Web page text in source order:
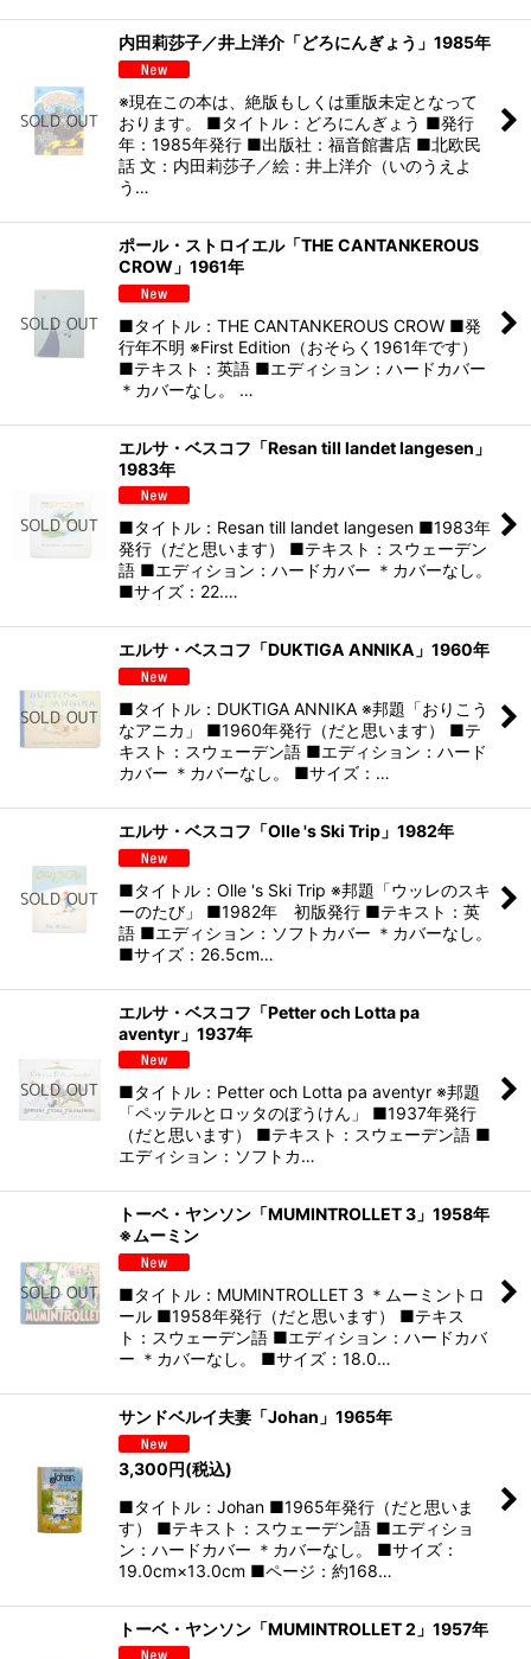
内田莉莎子／井上洋介「どろにんぎょう」1985年
※現在この本は、絶版もしくは重版未定となって
おります。 ■タイトル：どろにんぎょう ■発行
年：1985年発行 ■出版社：福音館書店 ■北欧民
話 文：内田莉莎子／絵：井上洋介（いのうえよ
う…
ポール・ストロイエル「THE CANTANKEROUS
CROW」1961年
■タイトル：THE CANTANKEROUS CROW ■発
行年不明 ※First Edition（おそらく1961年です）
■テキスト：英語 ■エディション：ハードカバー
＊カバーなし。 …
エルサ・ベスコフ「Resan till landet langesen」
1983年
■タイトル：Resan till landet langesen ■1983年
発行（だと思います） ■テキスト：スウェーデン
語 ■エディション：ハードカバー ＊カバーなし。
■サイズ：22.…
エルサ・ベスコフ「DUKTIGA ANNIKA」1960年
■タイトル：DUKTIGA ANNIKA ※邦題「おりこう
なアニカ」 ■1960年発行（だと思います） ■テ
キスト：スウェーデン語 ■エディション：ハード
カバー ＊カバーなし。 ■サイズ：…
エルサ・ベスコフ「Olle 's Ski Trip」1982年
■タイトル：Olle 's Ski Trip ※邦題「ウッレのスキ
ーのたび」 ■1982年 初版発行 ■テキスト：英
語 ■エディション：ソフトカバー ＊カバーなし。
■サイズ：26.5cm…
エルサ・ベスコフ「Petter och Lotta pa
aventyr」1937年
■タイトル：Petter och Lotta pa aventyr ※邦題
「ペッテルとロッタのぼうけん」 ■1937年発行
（だと思います） ■テキスト：スウェーデン語 ■
エディション：ソフトカ…
トーベ・ヤンソン「MUMINTROLLET 3」1958年
※ムーミン
■タイトル：MUMINTROLLET 3 ＊ムーミントロ
ール ■1958年発行（だと思います） ■テキス
ト：スウェーデン語 ■エディション：ハードカバ
ー ＊カバーなし。 ■サイズ：18.0…
サンドベルイ夫妻「Johan」1965年
3,300円(税込)
■タイトル：Johan ■1965年発行（だと思いま
す） ■テキスト：スウェーデン語 ■エディショ
ン：ハードカバー ＊カバーなし。 ■サイズ：
19.0cm×13.0cm ■ページ：約168…
トーベ・ヤンソン「MUMINTROLLET 2」1957年